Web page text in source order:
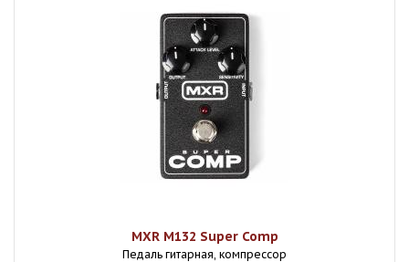
MXR M132 Super Comp
Педаль гитарная, компрессор